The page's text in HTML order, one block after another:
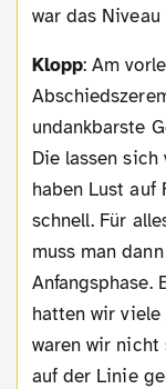
war das
Klopp: Am
undankbarste
Die lassen
haben Lust auf
schnell. Für
muss man
Anfangsphase.
hatten wir
waren wir nicht
auf der Linie